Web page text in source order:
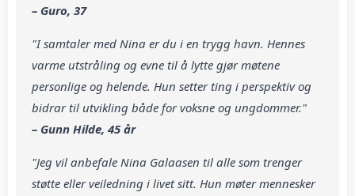
– Guro, 37
"I samtaler med Nina er du i en trygg havn. Hennes
varme utstråling og evne til å lytte gjør møtene
personlige og helende. Hun setter ting i perspektiv og
bidrar til utvikling både for voksne og ungdommer."
– Gunn Hilde, 45 år
"Jeg vil anbefale Nina Galaasen til alle som trenger
støtte eller veiledning i livet sitt. Hun møter mennesker